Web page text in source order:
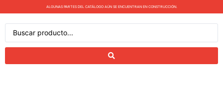
ALGUNAS PARTES DEL CATÁLOGO AÚN SE ENCUENTRAN EN CONSTRUCCIÓN.